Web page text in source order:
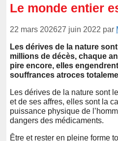
Le monde entier
22 mars 202627 juin 2022 par
Les dérives de la nature
millions de décès, chaque
pire encore, elles
souffrances atroces
Les dérives de la nature sont
et de ses affres, elles sont la
puissance physique de
dangers des médicaments.
Être et rester en pleine forme